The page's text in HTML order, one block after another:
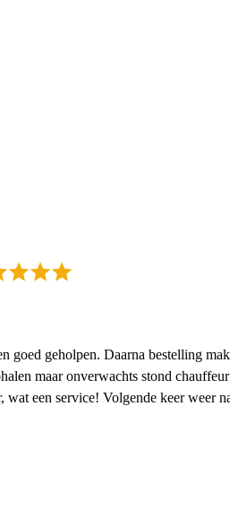
goed geholpen. Daarna bestelling
maar onverwachts stond
wat een service! Volgende keer weer